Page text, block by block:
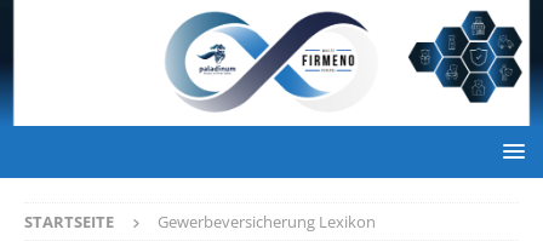
STARTSEITE Gewerbeversicherung Lexikon